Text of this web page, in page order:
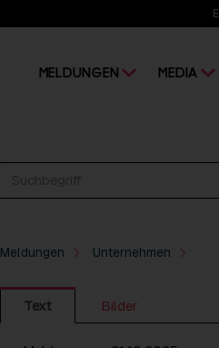
MELDUNGEN MEDIA
Meldungen Unternehmen
Text Bilder